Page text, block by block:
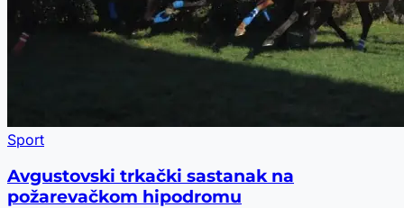
Sport
Avgustovski trkački sastanak na
požarevačkom hipodromu